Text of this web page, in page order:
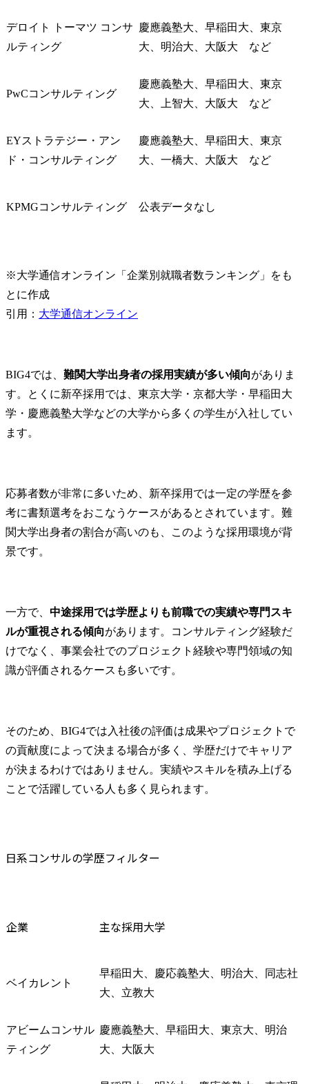
デロイト トーマツ コンサ
ルティング
慶應義塾大、早稲田大、東京
大、明治大、大阪大　など
PwCコンサルティング
慶應義塾大、早稲田大、東京
大、上智大、大阪大　など
EYストラテジー・アン
ド・コンサルティング
慶應義塾大、早稲田大、東京
大、一橋大、大阪大　など
KPMGコンサルティング 公表データなし
※大学通信オンライン「企業別就職者数ランキング」をも
とに作成
引用： 大学通信オンライン
BIG4では、 難関大学出身者の採用実績が多い傾向がありま
す。とくに新卒採用では、東京大学・京都大学・早稲田大
学・慶應義塾大学などの大学から多くの学生が入社してい
ます。
応募者数が非常に多いため、新卒採用では一定の学歴を参
考に書類選考をおこなうケースがあるとされています。難
関大学出身者の割合が高いのも、このような採用環境が背
景です。
一方で、 中途採用では学歴よりも前職での実績や専門スキ
ルが重視される傾向があります。コンサルティング経験だ
けでなく、事業会社でのプロジェクト経験や専門領域の知
識が評価されるケースも多いです。
そのため、BIG4では入社後の評価は成果やプロジェクトで
の貢献度によって決まる場合が多く、学歴だけでキャリア
が決まるわけではありません。実績やスキルを積み上げる
ことで活躍している人も多く見られます。
日系コンサルの学歴フィルター
企業 主な採用大学
ベイカレント
早稲田大、慶応義塾大、明治大、同志社
大、立教大
アビームコンサル
ティング
慶應義塾大、早稲田大、東京大、明治
大、大阪大